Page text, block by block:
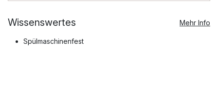
Wissenswertes Mehr Info
Spülmaschinenfest